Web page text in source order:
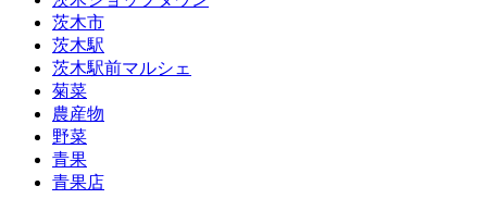
茨木市
茨木駅
茨木駅前マルシェ
菊菜
農産物
野菜
青果
青果店